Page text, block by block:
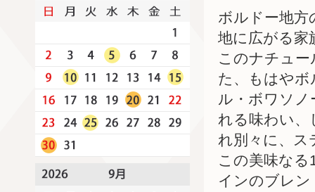
ボルドー地方
地に広がる家
このナチュ
た、もはやボ
ル・ボワソ
れる味わい
れ別々に、ス
この美味な
インのブレ